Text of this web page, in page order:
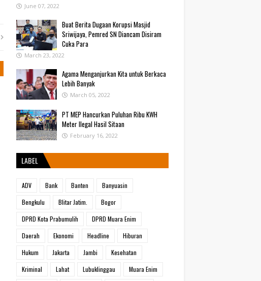
June 07, 2022
Buat Berita Dugaan Korupsi Masjid
Sriwijaya, Pemred SN Diancam Disiram
Cuka Para
March 23, 2022
Agama Menganjurkan Kita untuk Berkaca
Lebih Banyak
March 05, 2022
PT MEP Hancurkan Puluhan Ribu KWH
Meter Ilegal Hasil Sitaan
February 16, 2022
LABEL
ADV Bank Banten
Banyuasin
Bengkulu
Blitar Jatim.
Bogor
DPRD Kota Prabumulih
DPRD Muara Enim
Daerah
Ekonomi Headline
Hiburan
Hukum
Jakarta Jambi
Kesehatan
Kriminal
Lahat Lubuklinggau
Muara Enim